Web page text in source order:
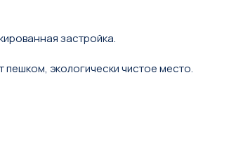
застройка.
экологически чистое место.